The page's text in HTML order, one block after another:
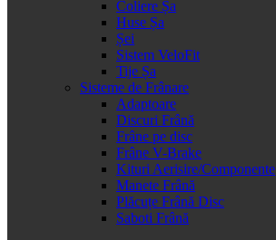
Coliere Șa
Huse Șa
Șei
Sistem VeloFit
Tije Șa
Sisteme de Frânare
Adaptoare
Discuri Frână
Frâne pe disc
Frâne V-Brake
Kituri Aerisire/Componente
Manete Frână
Plăcuțe Frână Disc
Saboti Frână